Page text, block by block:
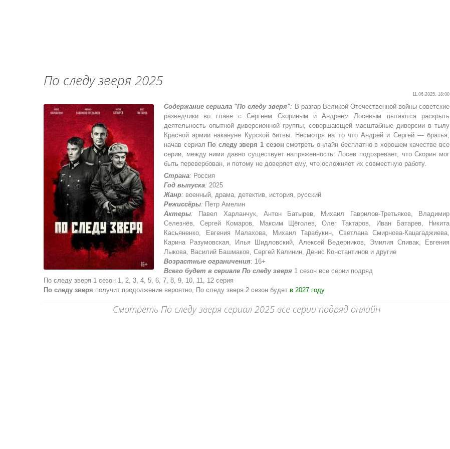
По следу зверя 2025
11.06.2025, 18:00
Содержание сериала "По следу зверя": В разгар Великой Отечественной войны советские
разведчики во главе с Сергеем Скориным и Андреем Лосевым пытаются раскрыть
деятельность опытной диверсионной группы, совершающей масштабные диверсии в тылу
Красной армии накануне Курской битвы. Несмотря на то что Андрей и Сергей — братья,
начав сериал По следу зверя 1 сезон смотреть онлайн бесплатно в хорошем качестве все
серии, между ними давно существует напряженность: Лосев подозревает, что Скорин мог
быть перевербован, и потому не доверяет ему, что осложняет их совместную работу.
Страна: Россия
Год выпуска: 2025
Жанр: военный, драма, детектив, история, русский
Режиссёры: Петр Амелин
Актеры: Павел Харланчук, Антон Батырев, Михаил Гаврилов-Третьяков, Владимир
Селезнёв, Сергей Комаров, Максим Щёголев, Олег Тактаров, Иван Батарев, Никита
Касьяненко, Евгения Малахова, Михаил Тарабукин, Светлана Смирнова-Кацагаджиева,
Карина Разумовская, Илья Шидловский, Алексей Ведерников, Эмилия Спивак, Евгения
Лыкова, Василий Башмаков, Сергей Калинин, Денис Константинов и другие
Возрастные ограничения: 16+
Всего будет в сериале По следу зверя 1 сезон все серии подряд
По следу зверя 1 сезон 1, 2, 3, 4, 5, 6, 7, 8, 9, 10, 11, 12 серия
По следу зверя получит продолжение вероятно, По следу зверя 2 сезон будет в 2027 году
Смотреть По следу зверя сериал 2025 все серии подряд онлайн